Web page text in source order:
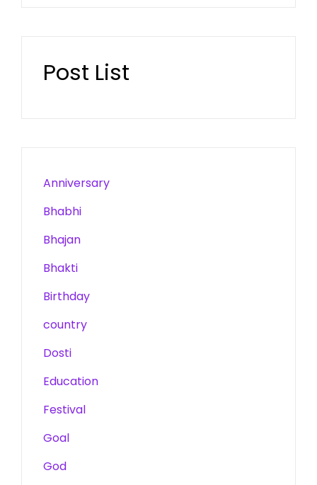
Post List
Anniversary
Bhabhi
Bhajan
Bhakti
Birthday
country
Dosti
Education
Festival
Goal
God